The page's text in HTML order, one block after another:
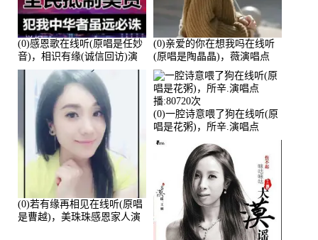
(0)感恩歌在线听(原唱是任妙
音)，相识有缘(诚信回访)演
唱点播:161288次
(0)亲爱的你在想我吗在线听
(原唱是陶晶晶)，薇演唱点
播:159722次
(0)若有缘再相见在线听(原唱
是曹越)，美珠珠感恩家人演
(0)一腔诗意喂了狗在线听(原
唱是花粥)，所辛.演唱点
播:80720次